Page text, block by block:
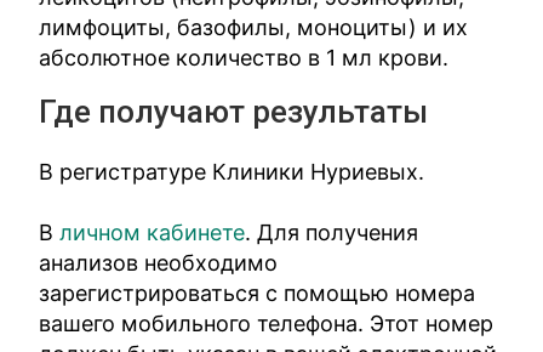
лимфоциты, базофилы, моноциты) и их
абсолютное количество в 1 мл крови.
Где получают результаты
В регистратуре Клиники Нуриевых.
Вличном кабинете. Для получения
анализов необходимо
зарегистрироваться с помощью номера
вашего мобильного телефона. Этот номер